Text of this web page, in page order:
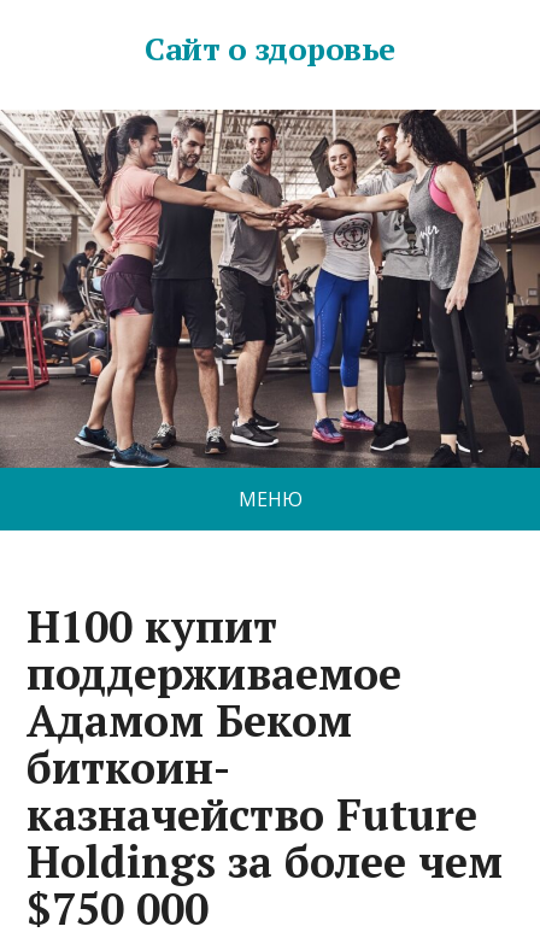
Сайт о здоровье
МЕНЮ
H100 купит
поддерживаемое
Адамом Беком
биткоин-
казначейство Future
Holdings за более чем
$750 000